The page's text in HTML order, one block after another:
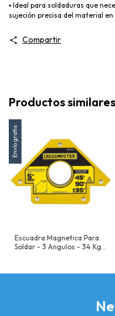
▪️ Ideal para soldaduras que
sujeción precisa del material en
Compartir
Productos similares
Envío gratis
Escuadra Magnetica Para
Soldar - 3 Angulos - 34 Kg -
Kg